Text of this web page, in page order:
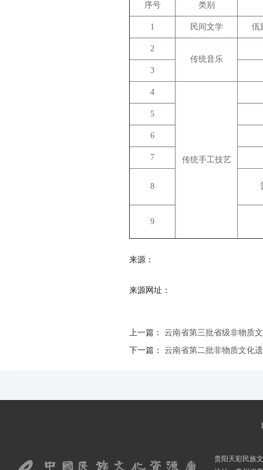
序号 类别
1 民间文学 佤
2
传统音乐
3
4
传统手工技艺
5
6
7
8
9
来源：
来源网址：
上一篇： 云南省第三批省级非物质
下一篇： 云南省第二批非物质文化
贵阳天彩民族